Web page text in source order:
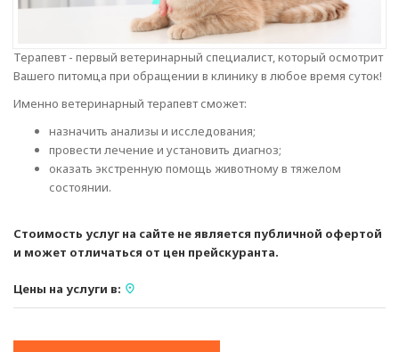
Терапевт - первый ветеринарный специалист, который осмотрит
Вашего питомца при обращении в клинику в любое время суток!
Именно ветеринарный терапевт сможет:
назначить анализы и исследования;
провести лечение и установить диагноз;
оказать экстренную помощь животному в тяжелом
состоянии.
Стоимость услуг на сайте не является публичной офертой
и может отличаться от цен прейскуранта.
Цены на услуги в: